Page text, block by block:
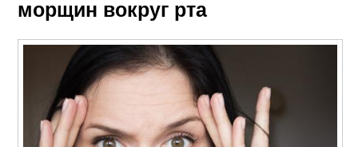
морщин вокруг рта